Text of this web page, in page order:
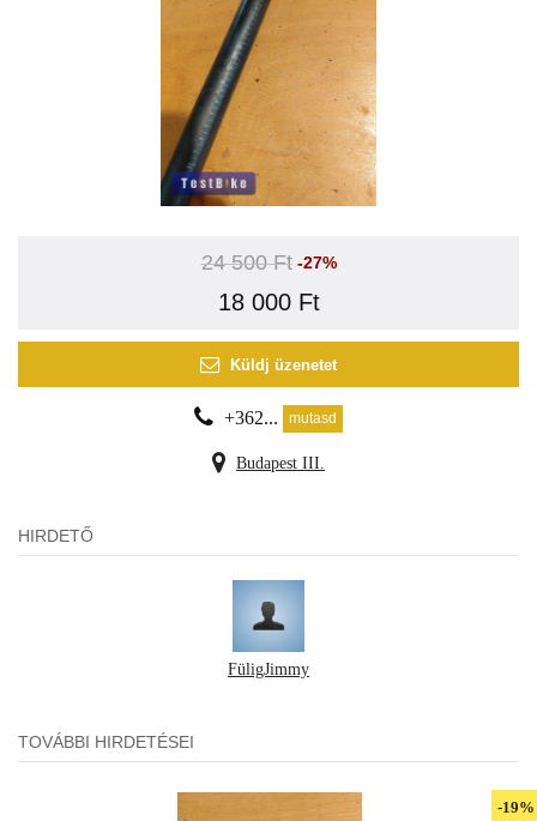
24 500 Ft-27%
18 000 Ft
Küldj üzenetet
+362... mutasd
Budapest III.
HIRDETŐ
FüligJimmy
TOVÁBBI HIRDETÉSEI
-19%